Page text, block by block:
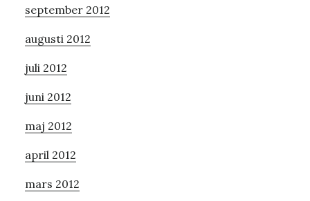
september 2012
augusti 2012
juli 2012
juni 2012
maj 2012
april 2012
mars 2012